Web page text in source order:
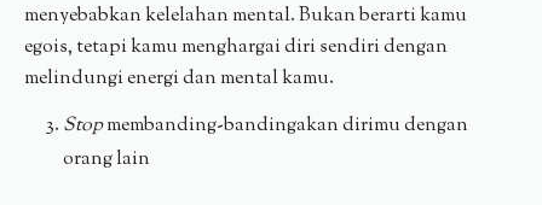
menyebabkan kelelahan mental. Bukan berarti kamu
egois, tetapi kamu menghargai diri sendiri dengan
melindungi energi dan mental kamu.
Stopmembanding-bandingakan dirimu dengan
orang lain